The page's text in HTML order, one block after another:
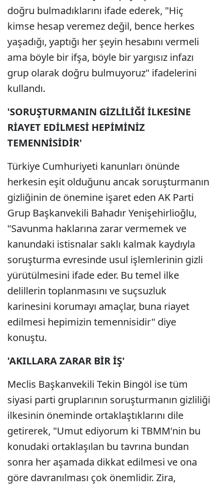
doğru bulmadıklarını ifade ederek, "Hiç
kimse hesap veremez değil, bence herkes
yaşadığı, yaptığı her şeyin hesabını vermeli
ama böyle bir ifşa, böyle bir yargısız infazı
grup olarak doğru bulmuyoruz" ifadelerini
kullandı.
'SORUŞTURMANIN GİZLİLİĞİ İLKESİNE
RİAYET EDİLMESİ HEPİMİNİZ
TEMENNİSİDİR'
Türkiye Cumhuriyeti kanunları önünde
herkesin eşit olduğunu ancak soruşturmanın
gizliğinin de önemine işaret eden AK Parti
Grup Başkanvekili Bahadır Yenişehirlioğlu,
"Savunma haklarına zarar vermemek ve
kanundaki istisnalar saklı kalmak kaydıyla
soruşturma evresinde usul işlemlerinin gizli
yürütülmesini ifade eder. Bu temel ilke
delillerin toplanmasını ve suçsuzluk
karinesini korumayı amaçlar, buna riayet
edilmesi hepimizin temennisidir" diye
konuştu.
'AKILLARA ZARAR BİR İŞ'
Meclis Başkanvekili Tekin Bingöl ise tüm
siyasi parti gruplarının soruşturmanın gizliliği
ilkesinin öneminde ortaklaştıklarını dile
getirerek, "Umut ediyorum ki TBMM'nin bu
konudaki ortaklaşılan bu tavrına bundan
sonra her aşamada dikkat edilmesi ve ona
göre davranılması çok önemlidir. Zira,